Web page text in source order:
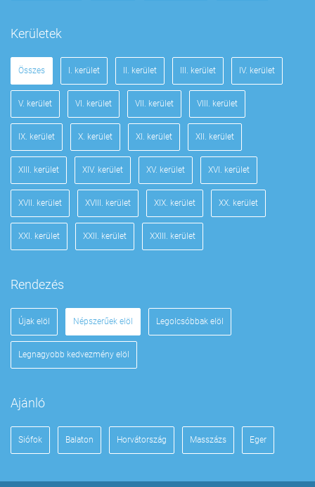
Kerületek
Összes I. kerület II. kerület III. kerület IV. kerület
V. kerület VI. kerület VII. kerület VIII. kerület
IX. kerület X. kerület XI. kerület XII. kerület
XIII. kerület XIV. kerület XV. kerület XVI. kerület
XVII. kerület XVIII. kerület XIX. kerület XX. kerület
XXI. kerület XXII. kerület XXIII. kerület
Rendezés
Újak elöl Népszerűek elöl Legolcsóbbak elöl
Legnagyobb kedvezmény elöl
Ajánló
Siófok Balaton Horvátország Masszázs Eger